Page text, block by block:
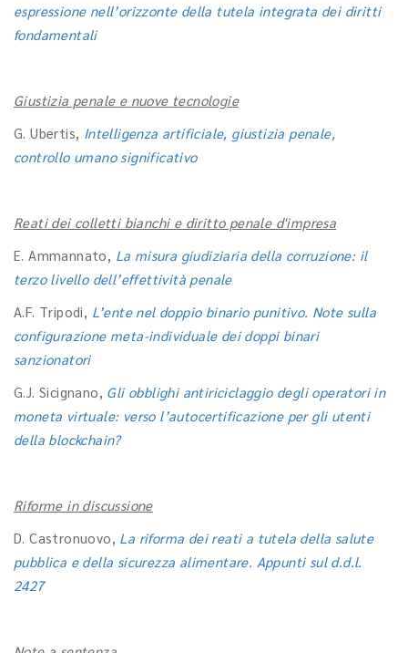
espressione nell’orizzonte della tutela integrata dei diritti
fondamentali
Giustizia penale e nuove tecnologie
G. Ubertis, Intelligenza artificiale, giustizia penale,
controllo umano significativo
Reati dei colletti bianchi e diritto penale d'impresa
E. Ammannato, La misura giudiziaria della corruzione: il
terzo livello dell’effettività penale
A.F. Tripodi, L’ente nel doppio binario punitivo. Note sulla
configurazione meta-individuale dei doppi binari
sanzionatori
G.J. Sicignano, Gli obblighi antiriciclaggio degli operatori in
moneta virtuale: verso l’autocertificazione per gli utenti
della blockchain?
Riforme in discussione
D. Castronuovo, La riforma dei reati a tutela della salute
pubblica e della sicurezza alimentare. Appunti sul d.d.l.
2427